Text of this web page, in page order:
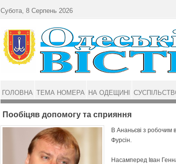
Пообіцяв допомогу та сприяння
В Ананьєві з робочим
Фурсін.
Насамперед Іван
Субота, 8 Серпень 2026
ГОЛОВНА ТЕМА НОМЕРА НА ОДЕЩИНІ